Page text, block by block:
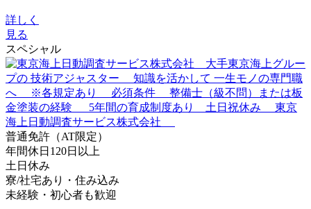
詳しく
見る
スペシャル
普通免許（AT限定）
年間休日120日以上
土日休み
寮/社宅あり・住み込み
未経験・初心者も歓迎